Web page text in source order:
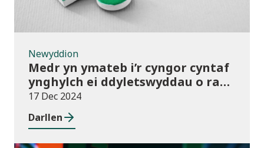
Newyddion
Medr yn ymateb i’r cyngor cyntaf
ynghylch ei ddyletswyddau o ran
y Gymraeg
17 Dec 2024
Darllen